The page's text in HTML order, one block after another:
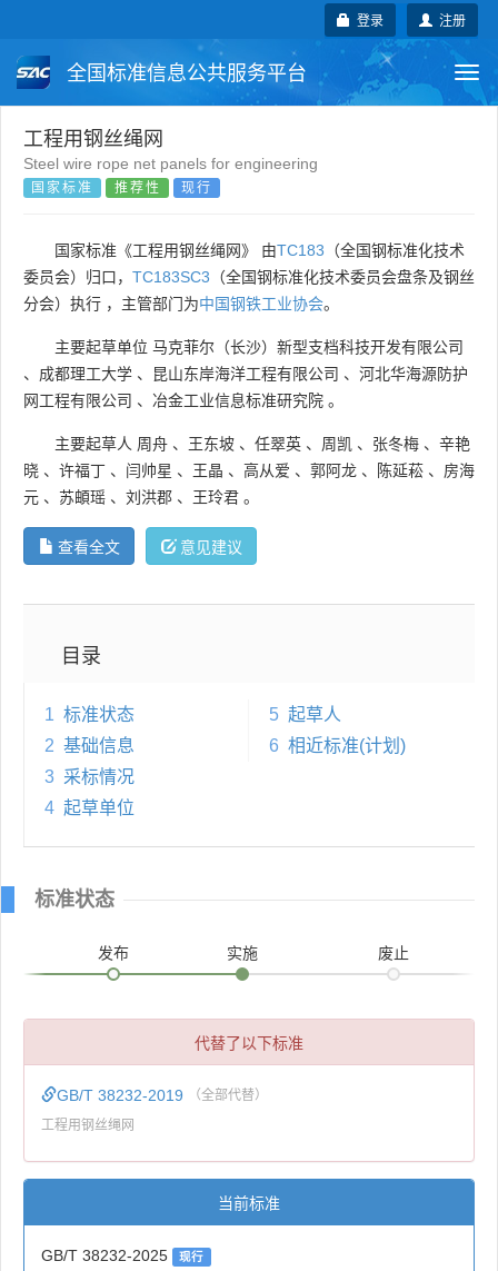
注册
登录
全国标准信息公共服务平台
国家标准
团体标准
国外标准 技术委员会
工程用钢丝绳网
Steel wire rope net panels for engineering
国家标准 推荐性 现行
国家标准《工程用钢丝绳网》 由TC183 （全国钢标准化技术
委员会）归口， TC183SC3 （全国钢标准化技术委员会盘条及钢丝
分会）执行 ，主管部门为中国钢铁工业协会。
主要起草单位 马克菲尔（长沙）新型支档科技开发有限公司
、 成都理工大学 、 昆山东岸海洋工程有限公司 、 河北华海源防护
网工程有限公司 、 冶金工业信息标准研究院 。
主要起草人 周舟 、 王东坡 、 任翠英 、 周凯 、 张冬梅 、 辛艳
晓 、 许福丁 、 闫帅星 、 王晶 、 高从爱 、 郭阿龙 、 陈延菘 、 房海
元 、 苏頔瑶 、 刘洪郡 、 王玲君 。
查看全文 意见建议
目录
1 标准状态
2 基础信息
3 采标情况
4 起草单位
5 起草人
6 相近标准(计划)
标准状态
发布 实施 废止
代替了以下标准
GB/T 38232-2019 （全部代替）
工程用钢丝绳网
当前标准
GB/T 38232-2025 现行